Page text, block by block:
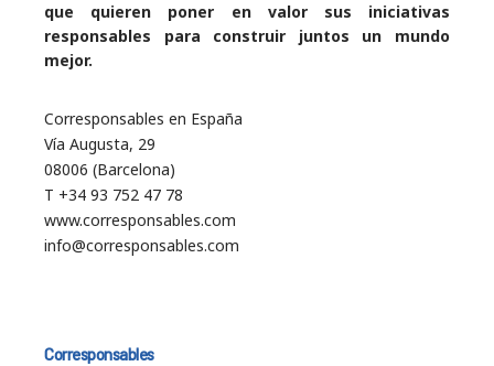
que quieren poner en valor sus iniciativas
responsables para construir juntos un mundo
mejor.
Corresponsables en España
Vía Augusta, 29
08006 (Barcelona)
T +34 93 752 47 78
www.corresponsables.com
info@corresponsables.com
Corresponsables